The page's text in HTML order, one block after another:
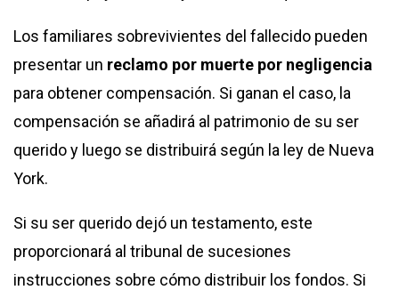
Los familiares sobrevivientes del fallecido pueden
presentar un reclamo por muerte por negligencia
para obtener compensación. Si ganan el caso, la
compensación se añadirá al patrimonio de su ser
querido y luego se distribuirá según la ley de Nueva
York.
Si su ser querido dejó un testamento, este
proporcionará al tribunal de sucesiones
instrucciones sobre cómo distribuir los fondos. Si